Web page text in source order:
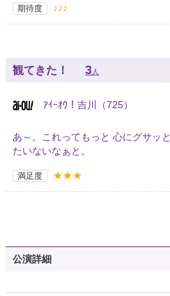
期待度 ♪♪♪
観てきた！ 3 人
ｱｲｰｵｳ！吉川（725）
あ～。これってもっと 心にグサッ
たいないなぁと。
満足度 ★★★
公演詳細